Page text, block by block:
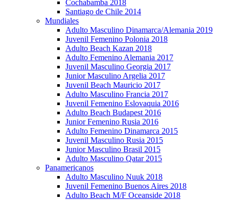
Cochabamba 2018
Santiago de Chile 2014
Mundiales
Adulto Masculino Dinamarca/Alemania 2019
Juvenil Femenino Polonia 2018
Adulto Beach Kazan 2018
Adulto Femenino Alemania 2017
Juvenil Masculino Georgia 2017
Junior Masculino Argelia 2017
Juvenil Beach Mauricio 2017
Adulto Masculino Francia 2017
Juvenil Femenino Eslovaquia 2016
Adulto Beach Budapest 2016
Junior Femenino Rusia 2016
Adulto Femenino Dinamarca 2015
Juvenil Masculino Rusia 2015
Junior Masculino Brasil 2015
Adulto Masculino Qatar 2015
Panamericanos
Adulto Masculino Nuuk 2018
Juvenil Femenino Buenos Aires 2018
Adulto Beach M/F Oceanside 2018